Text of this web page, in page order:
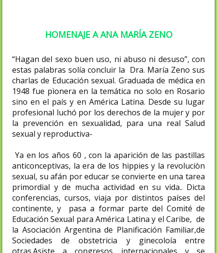
HOMENAJE A ANA MARÍA ZENO
“Hagan del sexo buen uso, ni abuso ni desuso”, con
estas palabras solía concluir la Dra. María Zeno sus
charlas de Educación sexual. Graduada de médica en
1948 fue pìonera en la temática no solo en Rosario
sino en el país y en América Latina. Desde su lugar
profesional luchó por los derechos de la mujer y por
la prevención en sexualidad, para una real Salud
sexual y reproductiva-
Ya en los años 60 , con la aparición de las pastillas
anticonceptivas, la era de los hippies y la revoluciòn
sexual, su afán por educar se convierte en una tarea
primordial y de mucha actividad en su vida.. Dicta
conferencias, cursos, viaja por distintos países del
continente, y pasa a formar parte del Comité de
Educación Sexual para América Latina y el Caribe, de
la Asociación Argentina de Planificación Familiar,de
Sociedades de obstetricia y ginecoloía entre